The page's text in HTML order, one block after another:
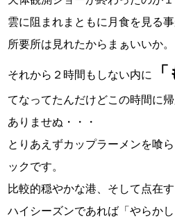
雲に阻まれまともに月食を見る
所要所は見れたからまぁいいか。
それから２時間もしない内に
てなってたんだけどこの時間に
ありませぬ・・・
とりあえずカップラーメンを喰
ックです。
比較的穏やかな港、そして点在す
ハイシーズンであれば「やらか